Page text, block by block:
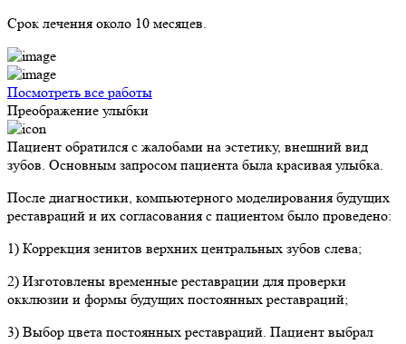
Срок лечения около 10 месяцев.
Посмотреть все работы
Преображение улыбки
Пациент обратился с жалобами на эстетику, внешний вид
зубов. Основным запросом пациента была красивая улыбка.
После диагностики, компьютерного моделирования будущих
реставраций и их согласования с пациентом было проведено:
1) Коррекция зенитов верхних центральных зубов слева;
2) Изготовлены временные реставрации для проверки
окклюзии и формы будущих постоянных реставраций;
3) Выбор цвета постоянных реставраций. Пациент выбрал